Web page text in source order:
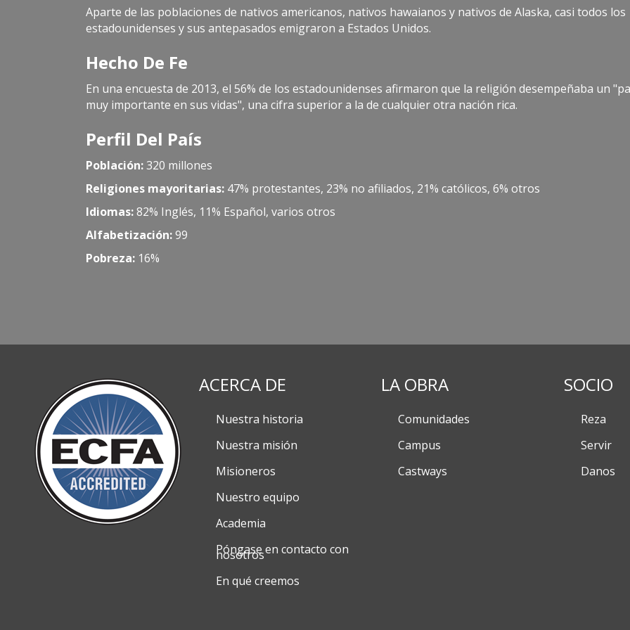
Aparte de las poblaciones de nativos americanos, nativos hawaianos y nativos de Alaska, casi todos los
estadounidenses y sus antepasados emigraron a Estados Unidos.
Hecho De Fe
En una encuesta de 2013, el 56% de los estadounidenses afirmaron que la religión desempeñaba un
muy importante en sus vidas", una cifra superior a la de cualquier otra nación rica.
Perfil Del País
Población:320 millones
Religiones mayoritarias: 47% protestantes, 23% no afiliados, 21% católicos, 6% otros
Idiomas:82% Inglés, 11% Español, varios otros
Alfabetización:99
Pobreza: 16%
ACERCA DE
Nuestra historia
Nuestra misión
Misioneros
Nuestro equipo
Academia
Póngase en contacto con
nosotros
En qué creemos
LA OBRA
Comunidades
Campus
Castways
SOCIO
Reza
Servir
Danos